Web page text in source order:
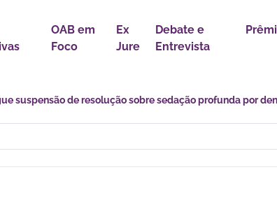
OAB em
Foco
Ex
Jure
Debate e
Entrevista
de uma transição marcada por incertezas e novas